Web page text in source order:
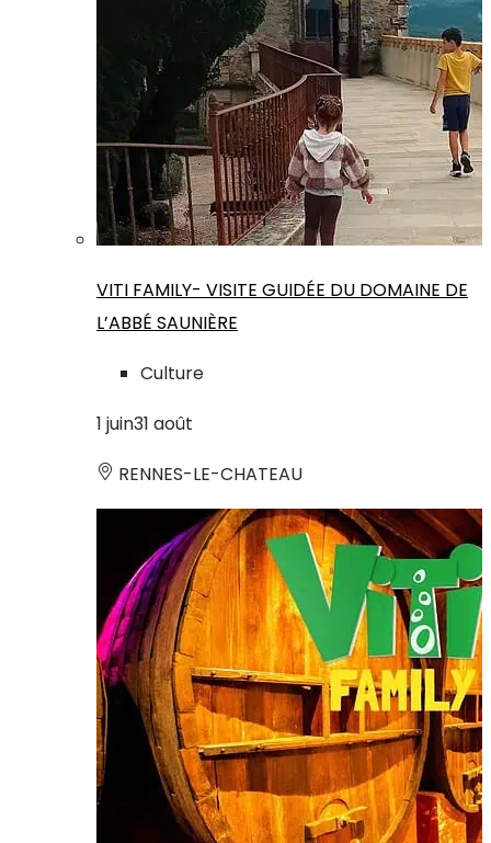
VITI FAMILY- VISITE GUIDÉE DU DOMAINE DE
L’ABBÉ SAUNIÈRE
Culture
1 juin31 août
RENNES-LE-CHATEAU